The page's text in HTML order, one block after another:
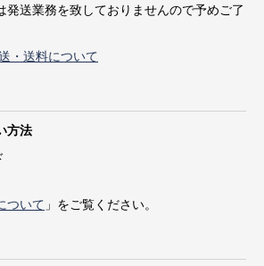
発送業務を致しておりませんので予めご了
・送料について
方法
ついて 」をご覧ください。